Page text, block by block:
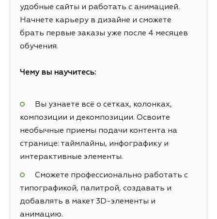
удобные сайты и работать с анимацией.
Начнете карьеру в дизайне и сможете
брать первые заказы уже после 4 месяцев
обучения.
Чему вы научитесь:
Вы узнаете всё о сетках, колонках,
композиции и декомпозиции. Освоите
необычные приемы подачи контента на
странице: таймлайны, инфографику и
интерактивные элементы.
Сможете профессионально работать с
типографикой, палитрой, создавать и
добавлять в макет 3D-элементы и
анимацию.